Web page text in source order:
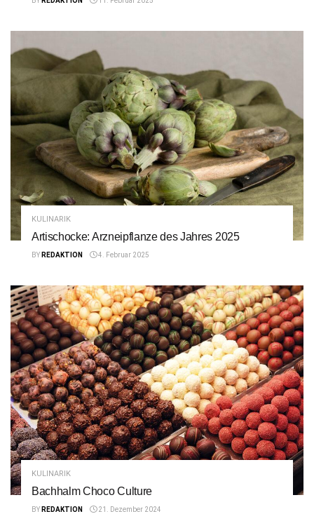
KULINARIK
Artischocke: Arzneipflanze des Jahres 2025
BY REDAKTION 4. Februar 2025
KULINARIK
Bachhalm Choco Culture
BY REDAKTION 21. Dezember 2024